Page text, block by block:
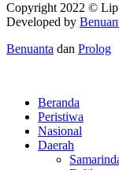
Copyright 2022 ©
Developed by
Benuanta dan Prolog
Beranda
Peristiwa
Nasional
Daerah